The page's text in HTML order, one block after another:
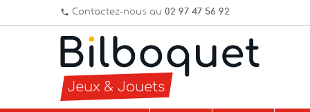
phone Contactez-nous au 02 97 47 56 92